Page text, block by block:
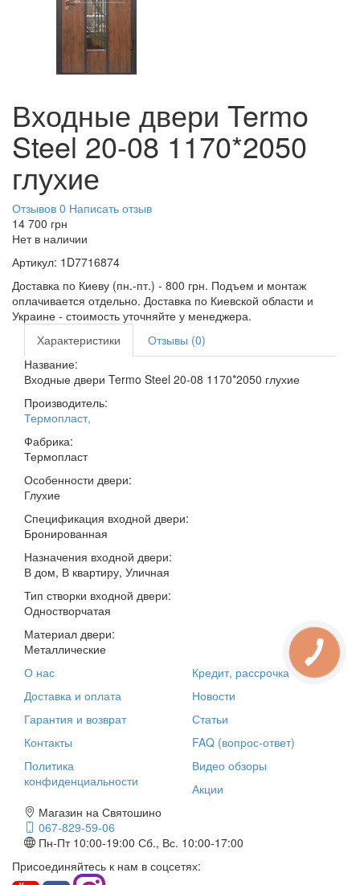
Входные двери Termo
Steel 20-08 1170*2050
глухие
Отзывов 0 Написать отзыв
14 700 грн
Нет в наличии
Артикул: 1D7716874
Доставка по Киеву (пн.-пт.) - 800 грн. Подъем и монтаж
оплачивается отдельно. Доставка по Киевской области и
Украине - стоимость уточняйте у менеджера.
Характеристики
Отзывы (0)
Название:
Входные двери Termo Steel 20-08 1170*2050 глухие
Производитель:
Термопласт,
Фабрика:
Термопласт
Особенности двери:
Глухие
Спецификация входной двери:
Бронированная
Назначения входной двери:
В дом, В квартиру, Уличная
Тип створки входной двери:
Одностворчатая
Материал двери:
Металлические
О нас
Доставка и оплата
Гарантия и возврат
Контакты
Политика
конфиденциальности
Кредит, рассрочка
Новости
Статьи
FAQ (вопрос-ответ)
Видео обзоры
Акции
Магазин на Святошино
067-829-59-06
Пн-Пт 10:00-19:00 Сб., Вс. 10:00-17:00
Присоединяйтесь к нам в соцсетях: